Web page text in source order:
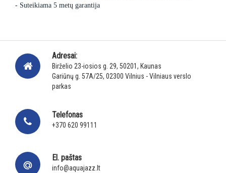
- Suteikiama 5 metų garantija
Adresai:
Birželio 23-iosios g. 29, 50201, Kaunas
Gariūnų g. 57A/25, 02300 Vilnius - Vilniaus verslo
parkas
Telefonas
+370 620 99111
El. paštas
info@aquajazz.lt